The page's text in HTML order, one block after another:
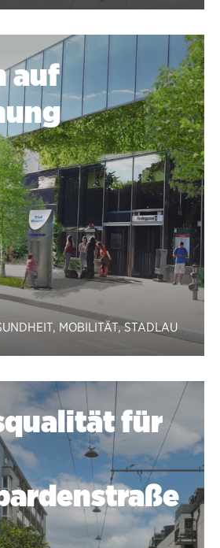
auf
, MOBILITÄT,STADLAU
für